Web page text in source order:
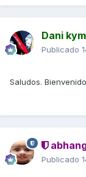
Dani kym
Publicado
Saludos.
Publicado